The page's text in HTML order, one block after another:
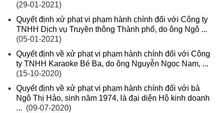
(29-01-2021)
Quyết định xử phạt vi phạm hành chính đối với Công ty
TNHH Dịch vụ Truyền thông Thành phố, do ông Ngô ...
(05-01-2021)
Quyết định về xử phạt vi phạm hành chính đối với Công
ty TNHH Karaoke Bé Ba, do ông Nguyễn Ngọc Nam, ...
(15-10-2020)
Quyết định về xử phạt vi phạm hành chính đối với bà
Ngô Thị Hảo, sinh năm 1974, là đại diện Hộ kinh doanh
... (09-07-2020)